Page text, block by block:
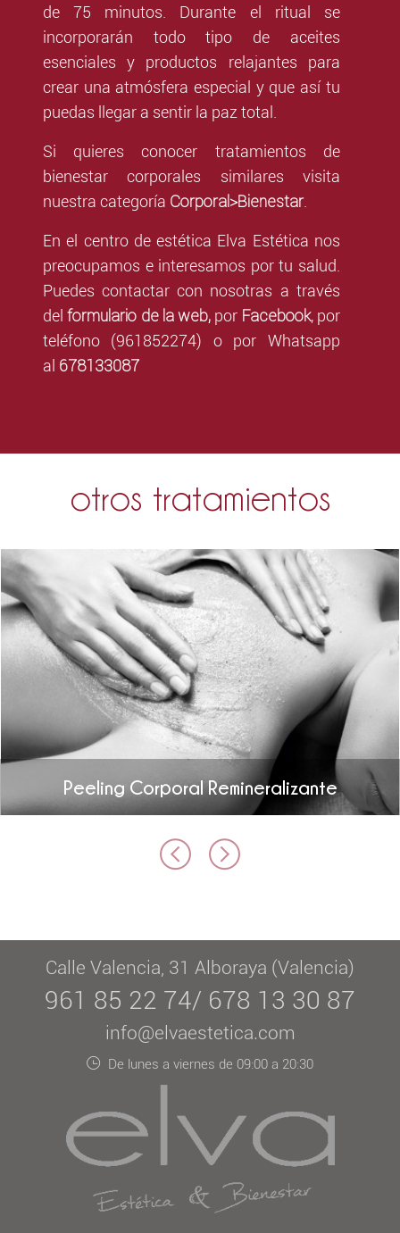
de 75 minutos. Durante el ritual se
incorporarán todo tipo de aceites
esenciales y productos relajantes para
crear una atmósfera especial y que así tu
puedas llegar a sentir la paz total.
Si quieres conocer tratamientos de
bienestar corporales similares visita
nuestra categoría Corporal>Bienestar.
En el centro de estética Elva Estética nos
preocupamos e interesamos por tu salud.
Puedes contactar con nosotras a través
del formulario de la web, por Facebook, por
teléfono (961852274) o por Whatsapp
al 678133087
otros tratamientos
Peeling Corporal Remineralizante
Calle Valencia, 31 Alboraya (Valencia)
961 85 22 74/ 678 13 30 87
info@elvaestetica.com
De lunes a viernes de 09:00 a 20:30